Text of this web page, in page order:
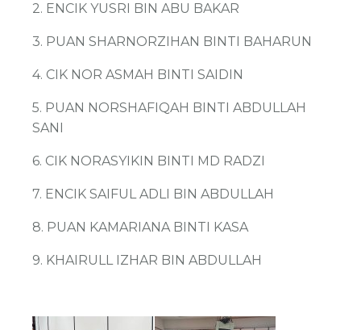
2. ENCIK YUSRI BIN ABU BAKAR
3. PUAN SHARNORZIHAN BINTI BAHARUN
4. CIK NOR ASMAH BINTI SAIDIN
5. PUAN NORSHAFIQAH BINTI ABDULLAH
SANI
6. CIK NORASYIKIN BINTI MD RADZI
7. ENCIK SAIFUL ADLI BIN ABDULLAH
8. PUAN KAMARIANA BINTI KASA
9. KHAIRULL IZHAR BIN ABDULLAH